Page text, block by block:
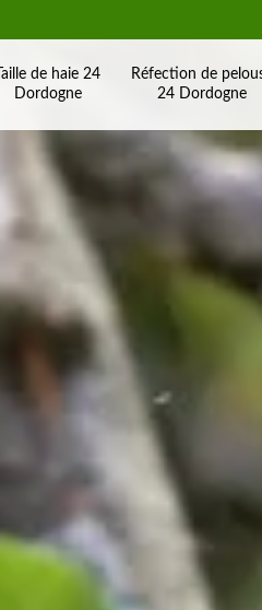
Taille de haie 24
Dordogne
Réfection de
24 Dordogne